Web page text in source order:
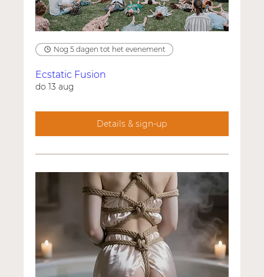
Nog 5 dagen tot het evenement
Ecstatic Fusion
do 13 aug
Details & sign-up